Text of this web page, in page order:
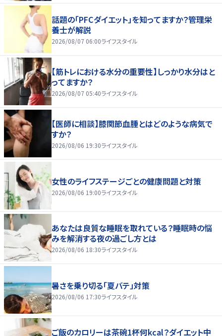
話題の「PFCダイエット」を知ってますか？管理栄
養士が解説
2026/08/07 06:00ライフスタイル
【筋トレにおける水分の重要性】しっかり水分はと
ってますか？
2026/08/07 05:40ライフスタイル
【医師に相談】膝関節血腫とはどのような病気で
すか？
2026/08/06 19:30ライフスタイル
女性のライフステージごとの健康問題と対策
2026/08/06 19:00ライフスタイル
あなたは良質な睡眠を取れている？睡眠時の悩
みを解消する夜の過ごし方とは
2026/08/06 18:30ライフスタイル
暑さを乗り切る「夏バテ」対策
2026/08/06 17:30ライフスタイル
ご飯のカロリーは茶碗1杯何kcal？ダイエット中